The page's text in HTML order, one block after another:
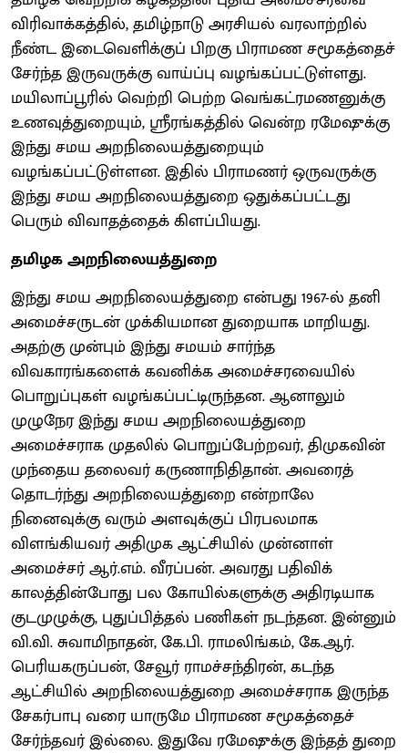
விரிவாக்கத்தில், தமிழ்நாடு அரசியல் வரலாற்றில்
நீண்ட இடைவெளிக்குப் பிறகு பிராமண சமூகத்தைச்
சேர்ந்த இருவருக்கு வாய்ப்பு வழங்கப்பட்டுள்ளது.
மயிலாப்பூரில் வெற்றி பெற்ற வெங்கட்ரமணனுக்கு
உணவுத்துறையும், ஸ்ரீரங்கத்தில் வென்ற ரமேஷுக்கு
இந்து சமய அறநிலையத்துறையும்
வழங்கப்பட்டுள்ளன. இதில் பிராமணர் ஒருவருக்கு
இந்து சமய அறநிலையத்துறை ஒதுக்கப்பட்டது
பெரும் விவாதத்தைக் கிளப்பியது.
தமிழக அறநிலையத்துறை
இந்து சமய அறநிலையத்துறை என்பது 1967-ல் தனி
அமைச்சருடன் முக்கியமான துறையாக மாறியது.
அதற்கு முன்பும் இந்து சமயம் சார்ந்த
விவகாரங்களைக் கவனிக்க அமைச்சரவையில்
பொறுப்புகள் வழங்கப்பட்டிருந்தன. ஆனாலும்
முழுநேர இந்து சமய அறநிலையத்துறை
அமைச்சராக முதலில் பொறுப்பேற்றவர், திமுகவின்
முந்தைய தலைவர் கருணாநிதிதான். அவரைத்
தொடர்ந்து அறநிலையத்துறை என்றாலே
நினைவுக்கு வரும் அளவுக்குப் பிரபலமாக
விளங்கியவர் அதிமுக ஆட்சியில் முன்னாள்
அமைச்சர் ஆர்.எம். வீரப்பன். அவரது பதிவிக்
காலத்தின்போது பல கோயில்களுக்கு அதிரடியாக
குடமுழுக்கு, புதுப்பித்தல் பணிகள் நடந்தன. இன்னும்
வி.வி. சுவாமிநாதன், கே.பி. ராமலிங்கம், கே.ஆர்.
பெரியகருப்பன், சேவூர் ராமச்சந்திரன், கடந்த
ஆட்சியில் அறநிலையத்துறை அமைச்சராக இருந்த
சேகர்பாபு வரை யாருமே பிராமண சமூகத்தைச்
சேர்ந்தவர் இல்லை. இதுவே ரமேஷுக்கு இந்தத் துறை